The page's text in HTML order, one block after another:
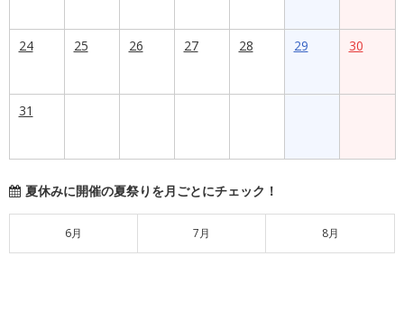
24 25 26 27 28 29 30
31
夏休みに開催の夏祭りを月ごとにチェック！
6月 7月 8月